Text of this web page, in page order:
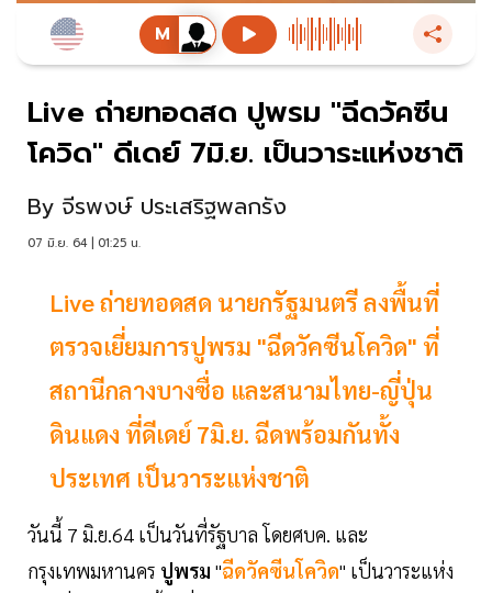
Live ถ่ายทอดสด ปูพรม "ฉีดวัคซีน
โควิด" ดีเดย์ 7มิ.ย. เป็นวาระแห่งชาติ
By จีรพงษ์ ประเสริฐพลกรัง
07 มิ.ย. 64 | 01:25 น.
Live ถ่ายทอดสด นายกรัฐมนตรี ลงพื้นที่
ตรวจเยี่ยมการปูพรม "ฉีดวัคซีนโควิด" ที่
สถานีกลางบางซื่อ และสนามไทย-ญี่ปุ่น
ดินแดง ที่ดีเดย์ 7มิ.ย. ฉีดพร้อมกันทั้ง
ประเทศ เป็นวาระแห่งชาติ
วันนี้ 7 มิ.ย.64 เป็นวันที่รัฐบาล โดยศบค. และ
กรุงเทพมหานคร ปูพรม "ฉีดวัคซีนโควิด" เป็นวาระแห่ง